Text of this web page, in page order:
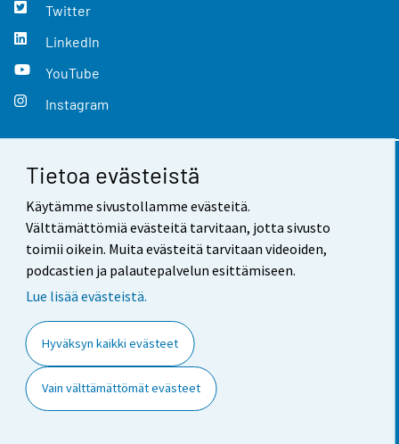
Tietoa evästeistä
Käytämme sivustollamme evästeitä.
Välttämättömiä evästeitä tarvitaan, jotta sivusto
toimii oikein. Muita evästeitä tarvitaan videoiden,
podcastien ja palautepalvelun esittämiseen.
Lue lisää evästeistä.
Hyväksyn kaikki evästeet
Vain välttämättömät evästeet
Twitter
LinkedIn
YouTube
Instagram
Yhteystiedot
Palaute
Käyttöehdot
Saavutettavuus
Tietoa sivustosta
Evästeasetukset